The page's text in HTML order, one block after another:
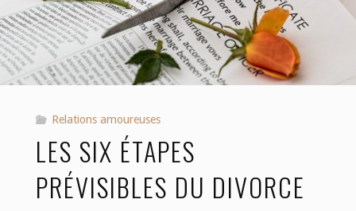
Relations amoureuses
LES SIX ÉTAPES
PRÉVISIBLES DU DIVORCE